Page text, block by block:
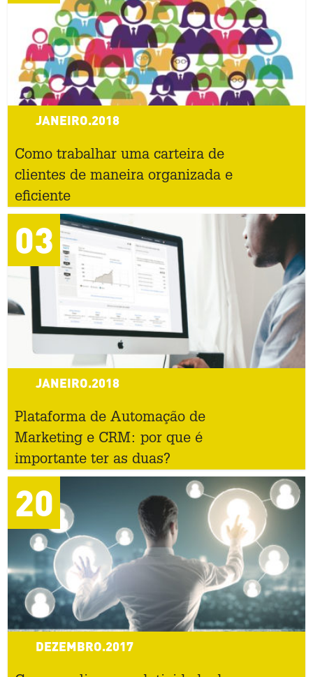
JANEIRO.2018
Como trabalhar uma carteira de
clientes de maneira organizada e
eficiente
03
JANEIRO.2018
Plataforma de Automação de
Marketing e CRM: por que é
importante ter as duas?
20
DEZEMBRO.2017